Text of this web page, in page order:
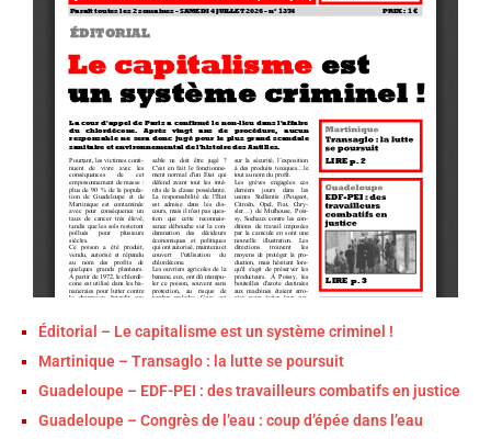
Éditorial – Le capitalisme est un système criminel !
Martinique – Transaglo : la lutte se poursuit
Guadeloupe – EDF-PEI : des travailleurs combatifs en justice
Guadeloupe – Congrès de l’eau : coup d’épée dans l’eau